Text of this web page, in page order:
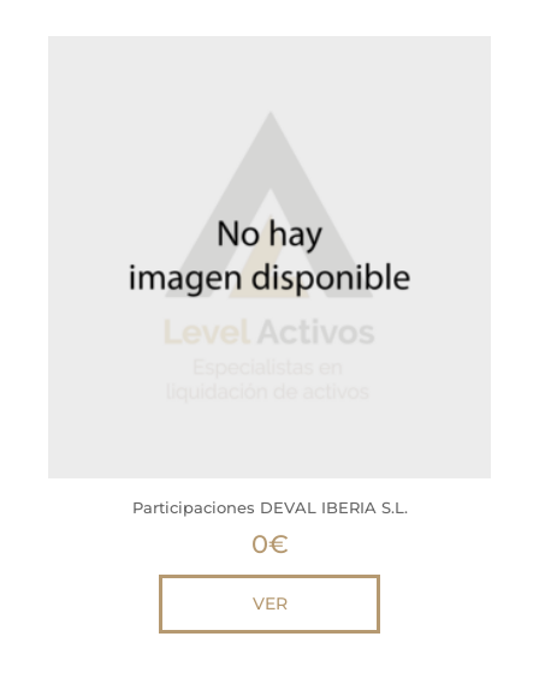
Participaciones DEVAL IBERIA S.L.
0€
VER